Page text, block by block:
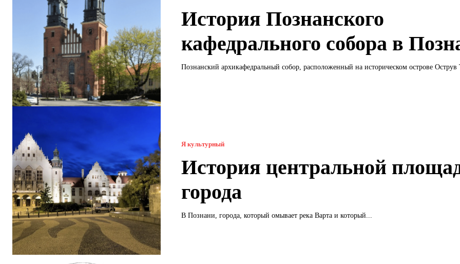
История Познанского
кафедрального собора в
Познанский архикафедральный собор, расположенный на историческом острове
Я культурный
История центральной
города
В Познани, города, который омывает река Варта и который...